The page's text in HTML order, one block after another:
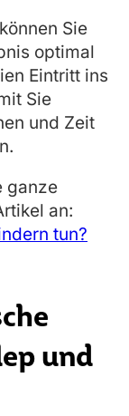
Sie
optimal
Eintritt ins
Sie
und Zeit
ganze
an:
tun?
und